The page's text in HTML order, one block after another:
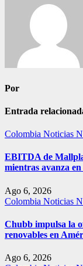
Por
Entrada
Colombia Noticias
EBITDA de
mientras avanza
Ago 6, 2026
Colombia Noticias
Chubb impulsa la
renovables en
Ago 6, 2026